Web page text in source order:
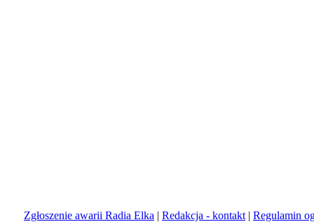
Zgłoszenie awarii Radia Elka | Redakcja - kontakt | Regulamin